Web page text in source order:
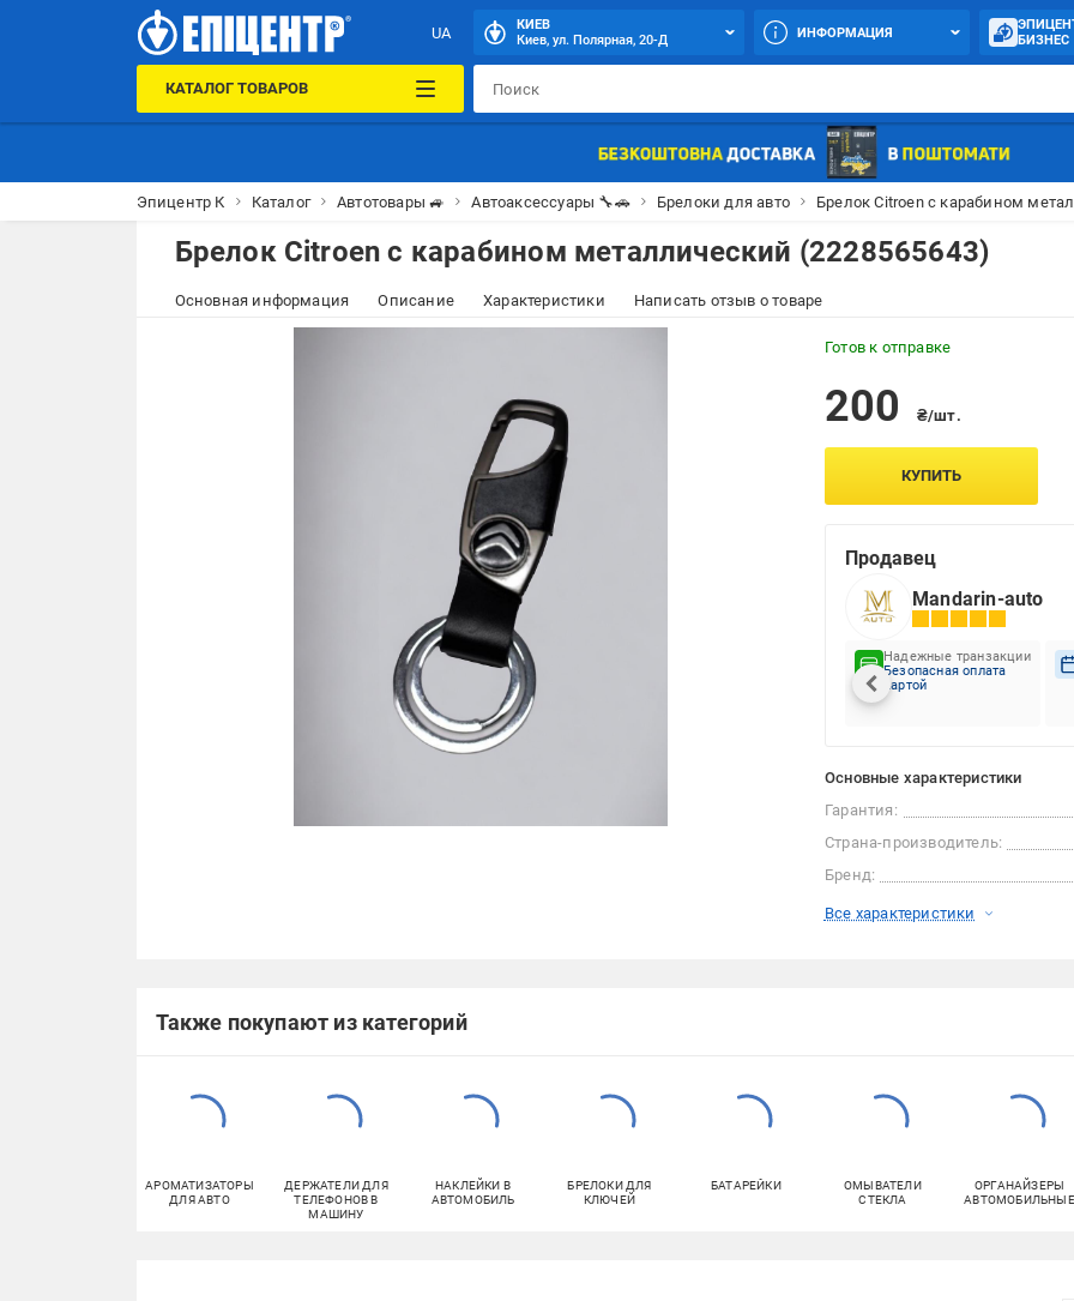
UA
КИЕВ
Киев, ул. Полярная, 20-Д
ИНФОРМАЦИЯ
БИЗНЕС
КАТАЛОГ ТОВАРОВ
Эпицентр К Каталог Автотовары 🚙 Автоаксессуары 🔧🚗 Брелоки для авто Брелок Citroen с карабином
Брелок Citroen с карабином металлический (2228565643)
Основная информация Описание Характеристики Написать отзыв о товаре
Готов к отправке
200 ₴/шт.
КУПИТЬ
Продавец
Mandarin-auto
Надежные транзакции
Безопасная оплата
картой
Основные характеристики
Гарантия:
Страна-производитель:
Бренд:
Все характеристики
Также покупают из категорий
АРОМАТИЗАТОРЫ
ДЛЯ АВТО
ДЕРЖАТЕЛИ ДЛЯ
ТЕЛЕФОНОВ В
МАШИНУ
НАКЛЕЙКИ В
АВТОМОБИЛЬ
БРЕЛОКИ ДЛЯ
КЛЮЧЕЙ
БАТАРЕЙКИ
ОМЫВАТЕЛИ
СТЕКЛА
ОРГАНАЙЗЕРЫ
АВТОМОБИЛЬНЫЕ